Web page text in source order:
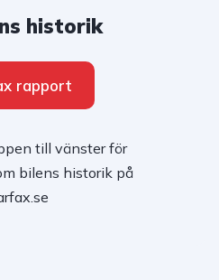
historik
rapport
till vänster för
bilens historik på